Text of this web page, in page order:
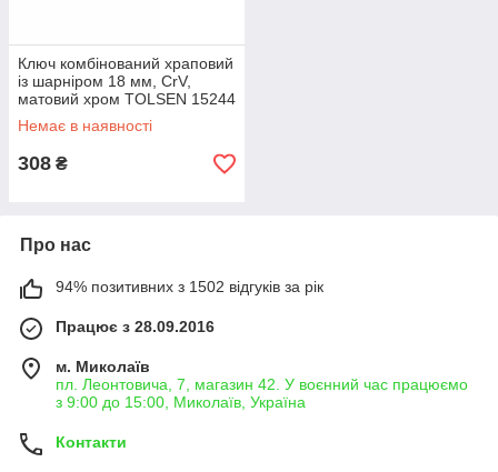
Ключ комбінований храповий
із шарніром 18 мм, CrV,
матовий хром TOLSEN 15244
Немає в наявності
308 ₴
Про нас
94% позитивних з 1502 відгуків за рік
Працює з 28.09.2016
м. Миколаїв
пл. Леонтовича, 7, магазин 42. У воєнний час працюємо
з 9:00 до 15:00, Миколаїв, Україна
Контакти